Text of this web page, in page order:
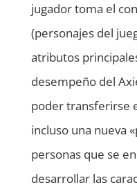
jugador toma el
(personajes del
atributos
desempeño del
poder transferirse
incluso una nueva
personas que se
desarrollar las